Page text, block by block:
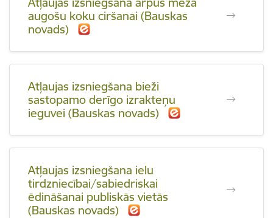
augošu koku ciršanai (Bauskas
novads)
Atļaujas izsniegšana bieži
sastopamo derīgo izrakteņu
ieguvei (Bauskas novads)
Atļaujas izsniegšana ielu
tirdzniecībai/sabiedriskai
ēdināšanai publiskās vietās
(Bauskas novads)